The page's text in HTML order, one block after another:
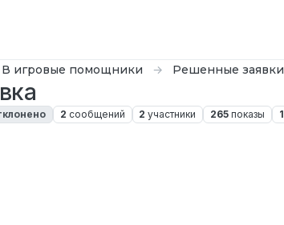
В игровые помощники Решенные заявки
2 сообщений 2 участники 265 показы 1